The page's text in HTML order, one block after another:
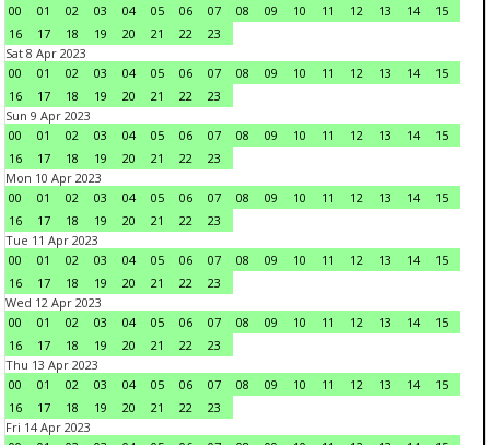
00
01 02 03 04 05 06 07 08 09 10 11 12 13 14
15
16
17 18 19 20 21 22
23
Sat 8 Apr 2023
00
01 02 03 04 05 06 07 08 09 10 11 12 13 14
15
16
17 18 19 20 21 22
23
Sun 9 Apr 2023
00
01 02 03 04 05 06 07 08 09 10 11 12 13 14
15
16
17 18 19 20 21 22
23
Mon 10 Apr 2023
00
01 02 03 04 05 06 07 08 09 10 11 12 13 14
15
16
17 18 19 20 21 22
23
Tue 11 Apr 2023
00
01 02 03 04 05 06 07 08 09 10 11 12 13 14
15
16
17 18 19 20 21 22
23
Wed 12 Apr 2023
00
01 02 03 04 05 06 07 08 09 10 11 12 13 14
15
16
17 18 19 20 21 22
23
Thu 13 Apr 2023
00
01 02 03 04 05 06 07 08 09 10 11 12 13 14
15
16
17 18 19 20 21 22
23
Fri 14 Apr 2023